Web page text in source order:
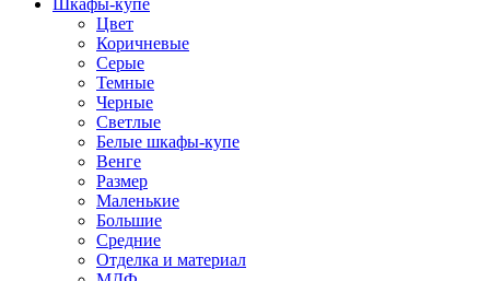
Шкафы-купе
Цвет
Коричневые
Серые
Темные
Черные
Светлые
Белые шкафы-купе
Венге
Размер
Маленькие
Большие
Средние
Отделка и материал